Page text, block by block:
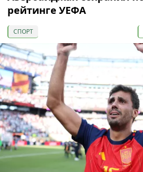
рейтинге УЕФА
СПОРТ